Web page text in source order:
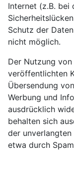
Internet (z.B. bei
Schutz der
nicht möglich.
Der Nutzung
veröffentlichten
Übersendung
Werbung und
ausdrücklich
behalten sich
der
etwa durch